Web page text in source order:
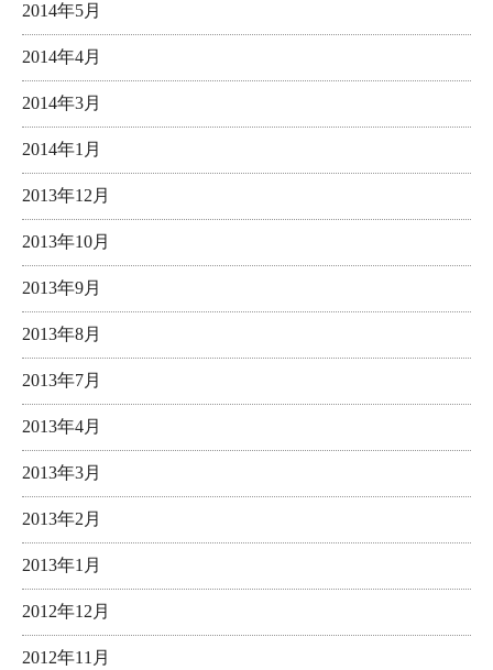
2014年5月
2014年4月
2014年3月
2014年1月
2013年12月
2013年10月
2013年9月
2013年8月
2013年7月
2013年4月
2013年3月
2013年2月
2013年1月
2012年12月
2012年11月